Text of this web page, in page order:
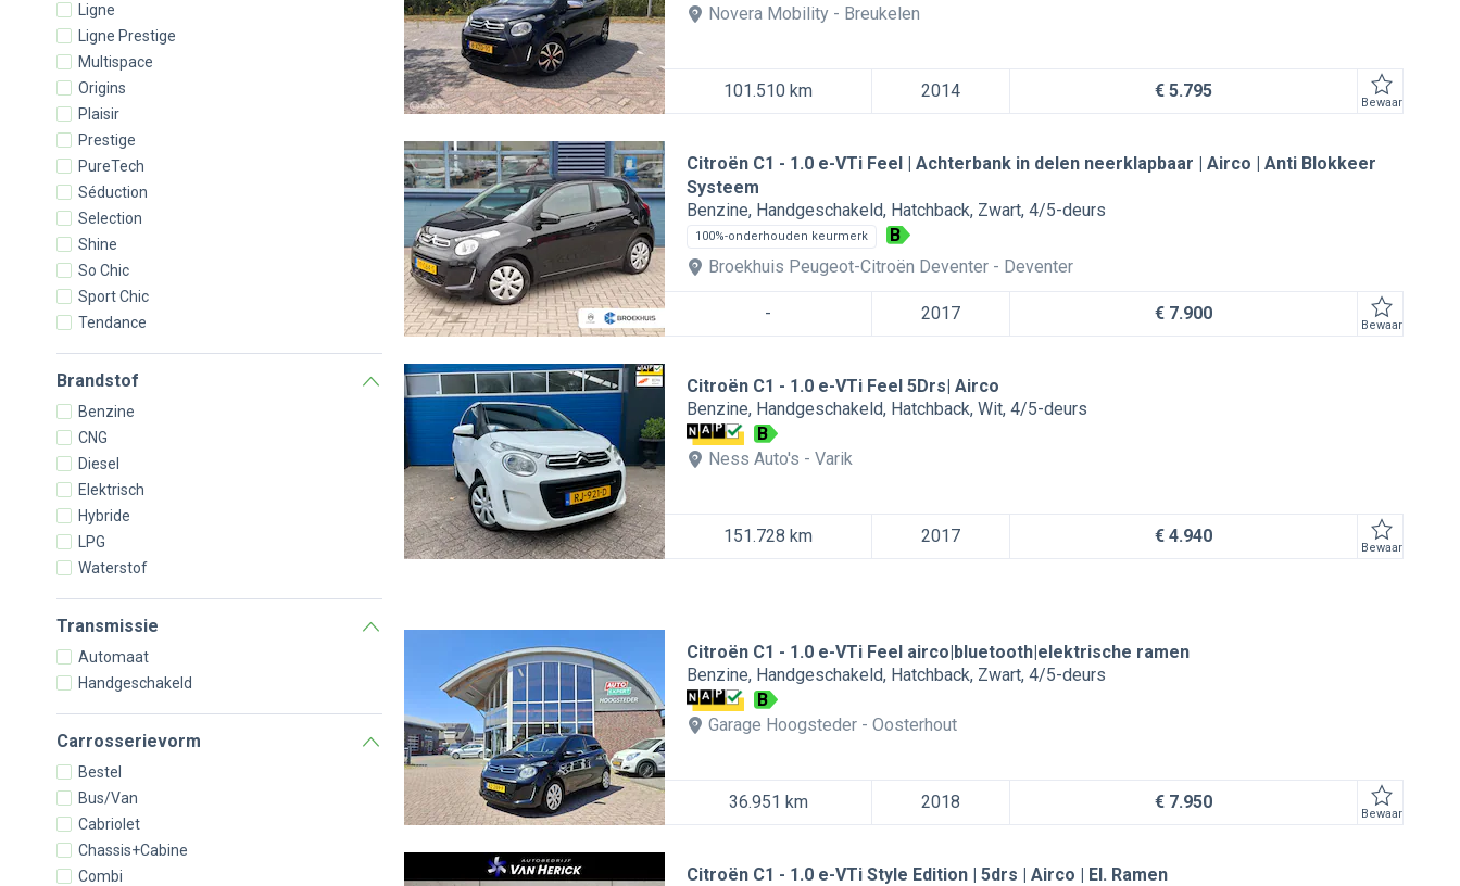
Ligne
Ligne Prestige
Multispace
Origins
Plaisir
Prestige
PureTech
Séduction
Selection
Shine
So Chic
Sport Chic
Tendance
Brandstof
Benzine
CNG
Diesel
Elektrisch
Hybride
LPG
Waterstof
Transmissie
Automaat
Handgeschakeld
Carrosserievorm
Bestel
Bus/Van
Cabriolet
Chassis+Cabine
Combi
Novera Mobility
Breukelen
101.510 km 2014 € 5.795
Bewaar
Citroën C1
1.0 e-VTi Feel | Achterbank in delen neerklapbaar | Airco | Anti Blokkeer
Systeem
Benzine Handgeschakeld Hatchback Zwart 4/5-deurs
100%-onderhouden keurmerk
B
Broekhuis Peugeot-Citroën Deventer
Deventer
- 2017 € 7.900
Bewaar
Citroën C1
1.0 e-VTi Feel 5Drs| Airco
Benzine Handgeschakeld Hatchback Wit 4/5-deurs
B
Ness Auto's
Varik
151.728 km 2017 € 4.940
Bewaar
Citroën C1
1.0 e-VTi Feel airco|bluetooth|elektrische ramen
Benzine Handgeschakeld Hatchback Zwart 4/5-deurs
B
Garage Hoogsteder
Oosterhout
36.951 km 2018 € 7.950
Bewaar
Citroën C1
1.0 e-VTi Style Edition | 5drs | Airco | El. Ramen